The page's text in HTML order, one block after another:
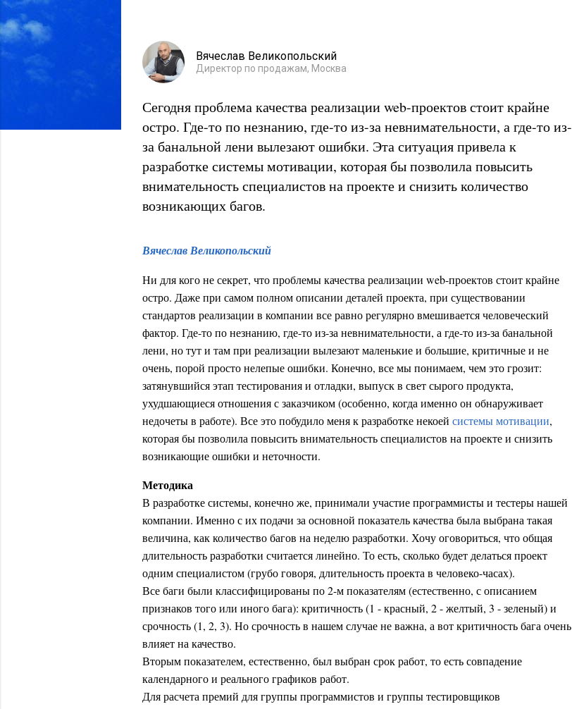
Вячеслав Великопольский
Директор по продажам, Москва
Сегодня проблема качества реализации web-проектов стоит крайне
остро. Где-то по незнанию, где-то из-за невнимательности, а где-то из-
за банальной лени вылезают ошибки. Эта ситуация привела к
разработке системы мотивации, которая бы позволила повысить
внимательность специалистов на проекте и снизить количество
возникающих багов.
Вячеслав Великопольский
Ни для кого не секрет, что проблемы качества реализации web-проектов стоит крайне
остро. Даже при самом полном описании деталей проекта, при существовании
стандартов реализации в компании все равно регулярно вмешивается человеческий
фактор. Где-то по незнанию, где-то из-за невнимательности, а где-то из-за банальной
лени, но тут и там при реализации вылезают маленькие и большие, критичные и не
очень, порой просто нелепые ошибки. Конечно, все мы понимаем, чем это грозит:
затянувшийся этап тестирования и отладки, выпуск в свет сырого продукта,
ухудшающиеся отношения с заказчиком (особенно, когда именно он обнаруживает
недочеты в работе). Все это побудило меня к разработке некоей системы мотивации,
которая бы позволила повысить внимательность специалистов на проекте и снизить
возникающие ошибки и неточности.
Методика
В разработке системы, конечно же, принимали участие программисты и тестеры нашей
компании. Именно с их подачи за основной показатель качества была выбрана такая
величина, как количество багов на неделю разработки. Хочу оговориться, что общая
длительность разработки считается линейно. То есть, сколько будет делаться проект
одним специалистом (грубо говоря, длительность проекта в человеко-часах).
Все баги были классифицированы по 2-м показателям (естественно, с описанием
признаков того или иного бага): критичность (1 - красный, 2 - желтый, 3 - зеленый) и
срочность (1, 2, 3). Но срочность в нашем случае не важна, а вот критичность бага очень
влияет на качество.
Вторым показателем, естественно, был выбран срок работ, то есть совпадение
календарного и реального графиков работ.
Для расчета премий для группы программистов и группы тестировщиков